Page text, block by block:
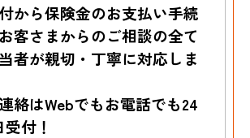
から保険金のお支払い手続
客さまからのご相談の全て
者が親切・丁寧に対応しま
絡はWebでもお電話でも24
付！